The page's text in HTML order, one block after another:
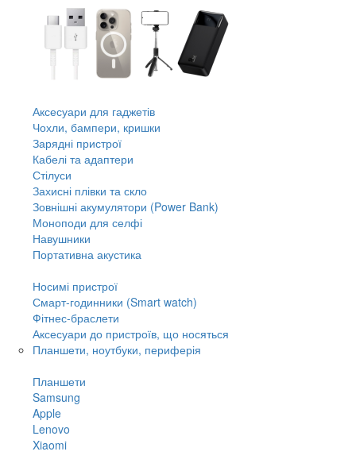
Аксесуари для гаджетів
Чохли, бампери, кришки
Зарядні пристрої
Кабелі та адаптери
Стілуси
Захисні плівки та скло
Зовнішні акумулятори (Power Bank)
Моноподи для селфі
Навушники
Портативна акустика
Носимі пристрої
Смарт-годинники (Smart watch)
Фітнес-браслети
Аксесуари до пристроїв, що носяться
Планшети, ноутбуки, периферія
Планшети
Samsung
Apple
Lenovo
Xiaomi